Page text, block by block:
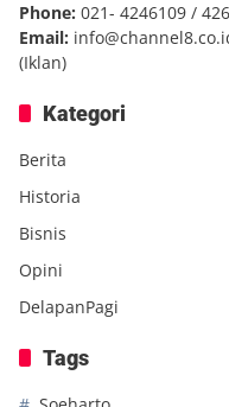
Phone: 021- 4246109 /
Email:
(Iklan)
Kategori
Berita
Historia
Bisnis
Opini
DelapanPagi
Tags